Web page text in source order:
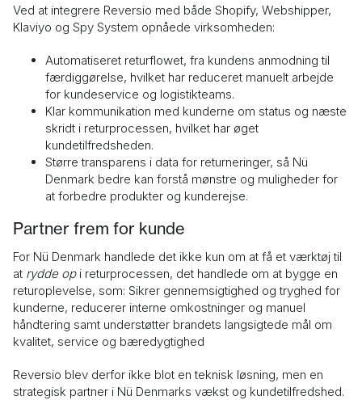
Ved at integrere Reversio med både Shopify, Webshipper,
Klaviyo og Spy System opnåede virksomheden:
Automatiseret returflowet, fra kundens anmodning til
færdiggørelse, hvilket har reduceret manuelt arbejde
for kundeservice og logistikteams.
Klar kommunikation med kunderne om status og næste
skridt i returprocessen, hvilket har øget
kundetilfredsheden.
Større transparens i data for returneringer, så Nü
Denmark bedre kan forstå mønstre og muligheder for
at forbedre produkter og kunderejse.
Partner frem for kunde
For Nü Denmark handlede det ikke kun om at få et værktøj til
at rydde opi returprocessen, det handlede om at bygge en
returoplevelse, som: Sikrer gennemsigtighed og tryghed for
kunderne, reducerer interne omkostninger og manuel
håndtering samt understøtter brandets langsigtede mål om
kvalitet, service og bæredygtighed
Reversio blev derfor ikke blot en teknisk løsning, men en
strategisk partner i Nü Denmarks vækst og kundetilfredshed.